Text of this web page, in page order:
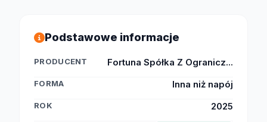
Podstawowe informacje
PRODUCENT Fortuna Spółka Z Ogranicz...
FORMA Inna niż napój
ROK 2025